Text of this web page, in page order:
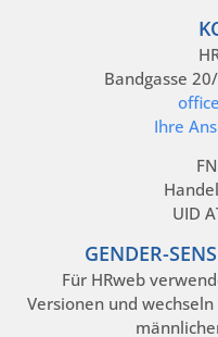
Bandgasse
Ihre
UID
GENDER-
Für HRweb
Versionen und